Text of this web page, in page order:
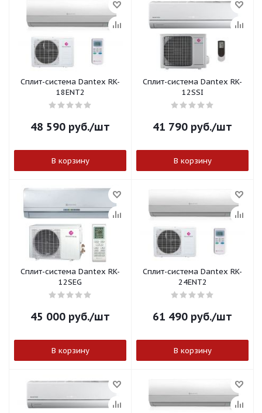
Сплит-система Dantex RK-
18ENT2
48 590 руб./шт
В корзину
Сплит-система Dantex RK-
12SSI
41 790 руб./шт
В корзину
Сплит-система Dantex RK-
12SEG
45 000 руб./шт
В корзину
Сплит-система Dantex RK-
24ENT2
61 490 руб./шт
В корзину